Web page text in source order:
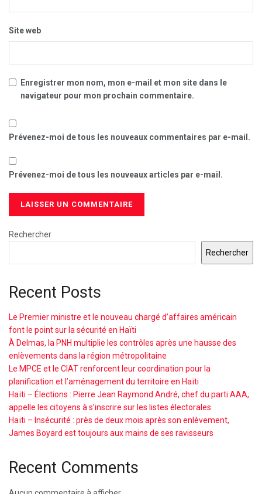
Site web
Enregistrer mon nom, mon e-mail et mon site dans le
navigateur pour mon prochain commentaire.
Prévenez-moi de tous les nouveaux commentaires par e-mail.
Prévenez-moi de tous les nouveaux articles par e-mail.
Rechercher
Rechercher
Recent Posts
Le Premier ministre et le nouveau chargé d’affaires américain
font le point sur la sécurité en Haïti
À Delmas, la PNH multiplie les contrôles après une hausse des
enlèvements dans la région métropolitaine
Le MPCE et le CIAT renforcent leur coordination pour la
planification et l’aménagement du territoire en Haïti
Haïti – Élections : Pierre Jean Raymond André, chef du parti AAA,
appelle les citoyens à s’inscrire sur les listes électorales
Haïti – Insécurité : près de deux mois après son enlèvement,
James Boyard est toujours aux mains de ses ravisseurs
Recent Comments